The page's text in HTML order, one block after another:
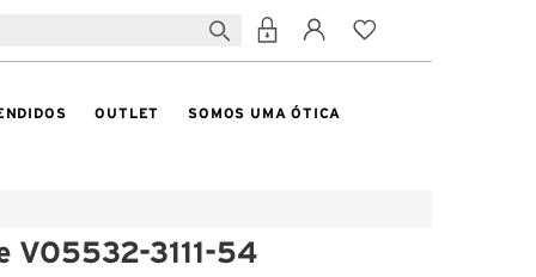
OUTLET SOMOS UMA ÓTICA
VO5532-3111-54